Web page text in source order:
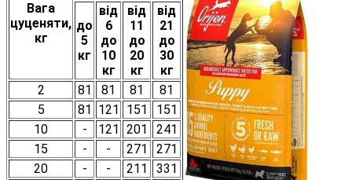
Вага
цуценяти,
кг
до
5
кг
від
6
до
10
кг
від
11
до
20
кг
від
21
до
30
кг
2
81 81 81
81
5
81 121 151
151
10
- 121 201
241
15
- - 271
271
20
- - 211
331